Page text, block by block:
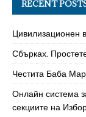
RECENT
Цивилизационен
Сбърках.
Честита Баба
Онлайн система
секциите на